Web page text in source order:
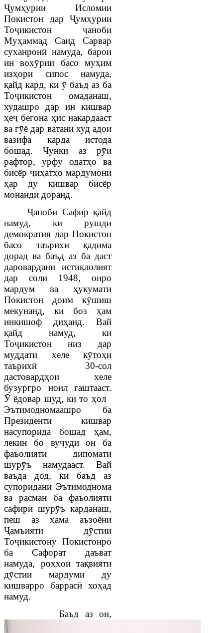
Ҷумҳурии Исломии
Покистон дар Ҷумҳурии
Тоҷикистон ҷаноби
Муҳаммад Саид Сарвар
суханронӣ намуда, барои
ин вохӯрии басо муҳим
изҳори сипос намуда,
қайд кард, ки ӯ баъд аз ба
Тоҷикистон омаданаш,
худашро дар ин кишвар
ҳеҷ бегона ҳис накардааст
ва гӯё дар ватани худ адои
вазифа карда истода
бошад. Чунки аз рӯи
рафтор, урфу одатҳо ва
бисёр ҷиҳатҳо мардумони
ҳар ду кишвар бисёр
монандӣ доранд.
Ҷаноби Сафир қайд
намуд, ки рушди
демократия дар Покистон
басо таърихи қадима
дорад ва баъд аз ба даст
даровардани истиқлолият
дар соли 1948, онро
мардум ва ҳукумати
Покистон доим кӯшиш
мекунанд, ки боз ҳам
инкишоф диҳанд. Вай
қайд намуд, ки
Тоҷикистон низ дар
муддати хеле кӯтоҳи
таърихӣ 30-сол
дастовардҳои хеле
бузургро ноил гаштааст.
Ӯ ёдовар шуд, ки то ҳол
Эътимодномаашро ба
Президенти кишвар
насупорида бошад ҳам,
лекин бо вуҷуди он ба
фаъолияти дипоматӣ
шурӯъ намудааст. Вай
ваъда дод, ки баъд аз
супоридани Эътимоднома
ва расман ба фаъолияти
сафирӣ шурӯъ карданаш,
пеш аз ҳама аъзоёни
Ҷамъияти дӯстии
Тоҷикистону Покистонро
ба Сафорат даъват
намуда, роҳҳои тақвияти
дӯстии мардуми ду
кишварро баррасӣ хоҳад
намуд.
Баъд аз он,